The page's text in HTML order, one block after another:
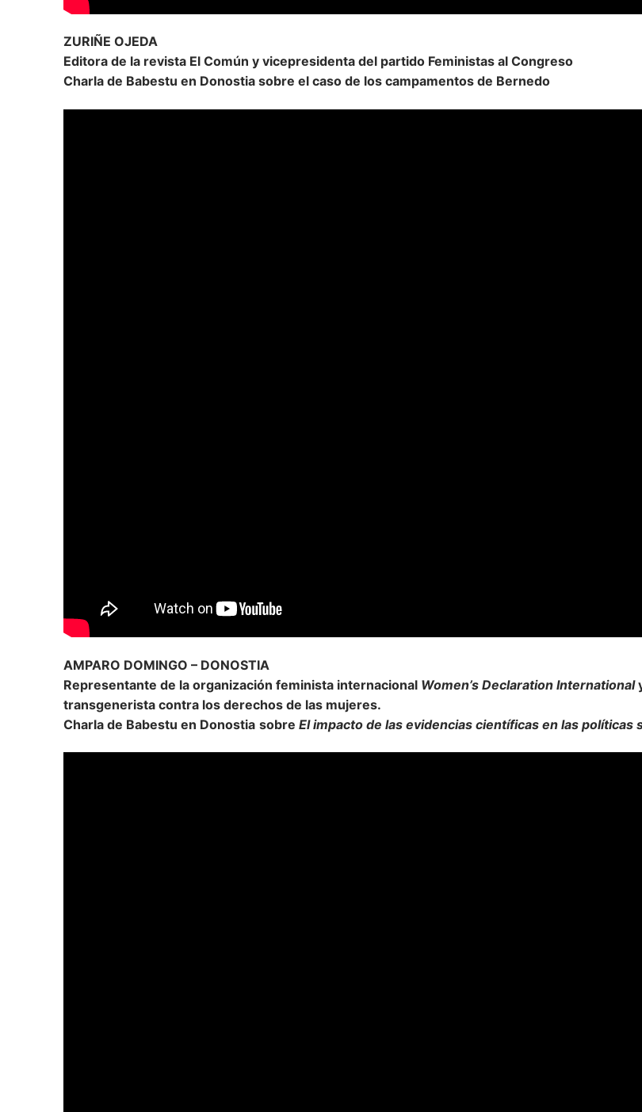
ZURIÑE OJEDA
Editora de la revista El Común y vicepresidenta del partido Feministas al Congreso
Charla de Babestu en Donostia sobre el caso de los campamentos de Bernedo
AMPARO DOMINGO – DONOSTIA
Representante de la organización feminista internacional Women’s Declaration International
transgenerista contra los derechos de las mujeres.
Charla de Babestu en Donostia sobre El impacto de las evidencias científicas en las